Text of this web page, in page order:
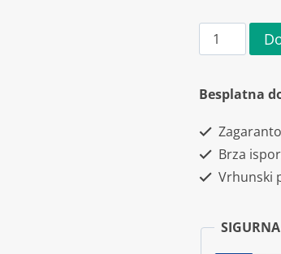
Skill
nutrition
Pre
16g
količina
Besplatna
Brza
Vrhunski